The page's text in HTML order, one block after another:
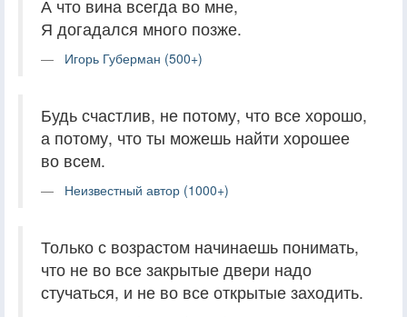
А что вина всегда во мне,
Я догадался много позже.
Игорь Губерман (500+)
Будь счастлив, не потому, что все хорошо,
а потому, что ты можешь найти хорошее
во всем.
Неизвестный автор (1000+)
Только с возрастом начинаешь понимать,
что не во все закрытые двери надо
стучаться, и не во все открытые заходить.